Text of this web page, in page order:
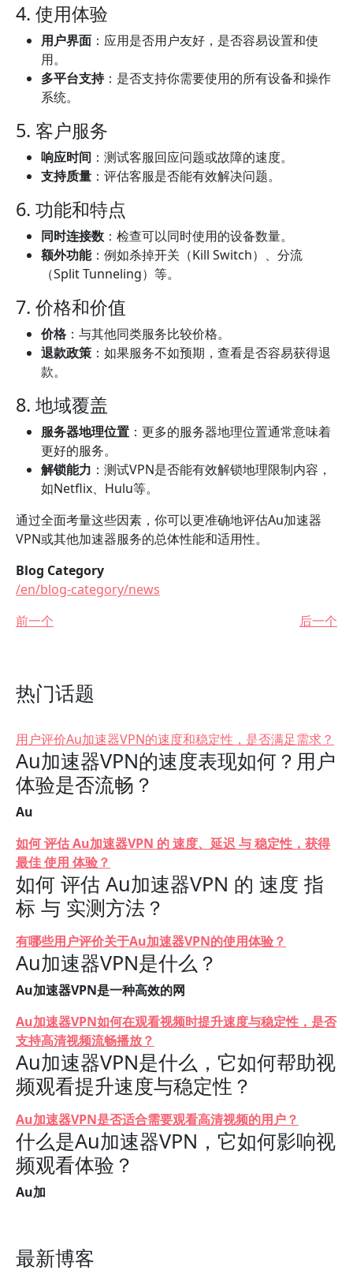
4. 使用体验
用户界面 ：应用是否用户友好，是否容易设置和使
用。
多平台支持：是否支持你需要使用的所有设备和操作
系统。
5. 客户服务
响应时间 ：测试客服回应问题或故障的速度。
支持质量 ：评估客服是否能有效解决问题。
6. 功能和特点
同时连接数 ：检查可以同时使用的设备数量。
额外功能：例如杀掉开关（Kill Switch）、分流
（Split Tunneling）等。
7. 价格和价值
价格 ：与其他同类服务比较价格。
退款政策 ：如果服务不如预期，查看是否容易获得退
款。
8. 地域覆盖
服务器地理位置 ：更多的服务器地理位置通常意味着
更好的服务。
解锁能力 ：测试VPN是否能有效解锁地理限制内容，
如Netflix、Hulu等。
通过全面考量这些因素，你可以更准确地评估Au加速器
VPN或其他加速器服务的总体性能和适用性。
Blog Category
/en/blog-category/news
前一个
后一个
热门话题
用户评价Au加速器VPN的速度和稳定性，是否满足需求？
Au加速器VPN的速度表现如何？用户
体验是否流畅？
Au
如何 评估 Au加速器VPN 的 速度、延迟 与 稳定性，获得
最佳 使用 体验？
如何 评估 Au加速器VPN 的 速度 指
标 与 实测方法？
有哪些用户评价关于Au加速器VPN的使用体验？
Au加速器VPN是什么？
Au加速器VPN是一种高效的网
Au加速器VPN如何在观看视频时提升速度与稳定性，是否
支持高清视频流畅播放？
Au加速器VPN是什么，它如何帮助视
频观看提升速度与稳定性？
Au加速器VPN是否适合需要观看高清视频的用户？
什么是Au加速器VPN，它如何影响视
频观看体验？
Au加
最新博客